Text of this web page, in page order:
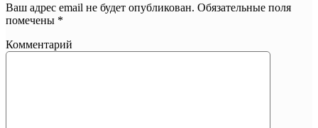
Ваш адрес email не будет опубликован. Обязательные поля
помечены *
Комментарий